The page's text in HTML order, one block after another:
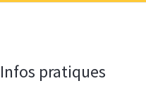
Infos pratiques